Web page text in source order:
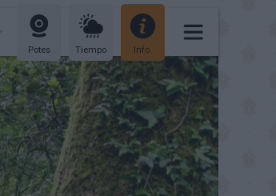
Potes Tiempo Info.